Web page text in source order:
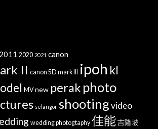
2011 2020 2021 canon
II canon 5D mark III ipoh kl
MV new perak photo
selangor shootingvideo
wedding photogtaphy 佳能吉隆坡